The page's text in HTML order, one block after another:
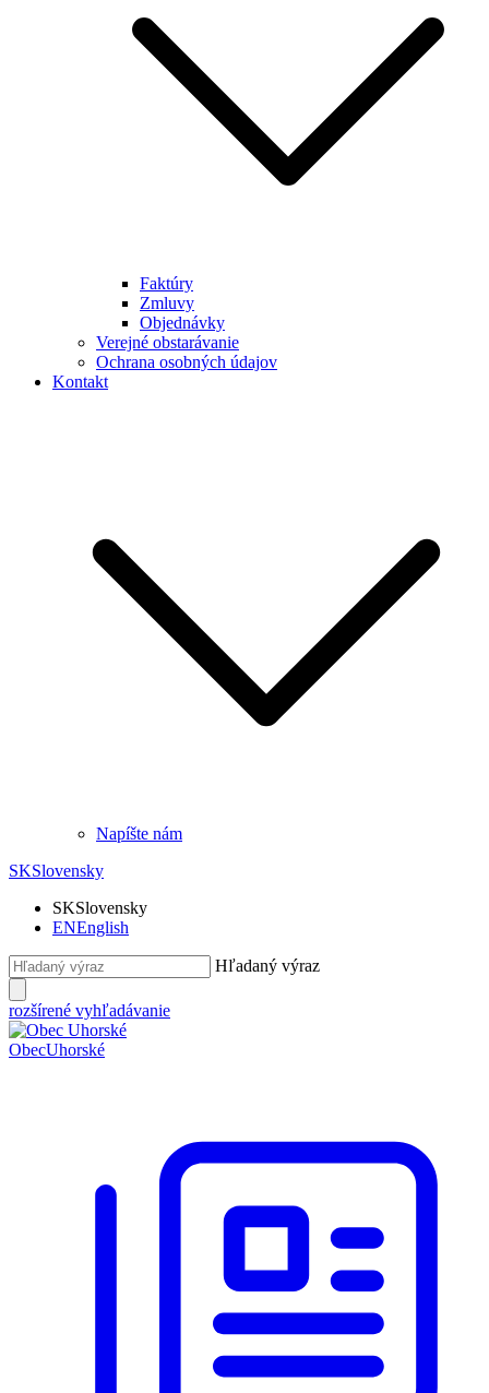
Faktúry
Zmluvy
Objednávky
Verejné obstarávanie
Ochrana osobných údajov
Kontakt
Napíšte nám
SKSlovensky
SKSlovensky
ENEnglish
Hľadaný výraz
rozšírené vyhľadávanie
ObecUhorské